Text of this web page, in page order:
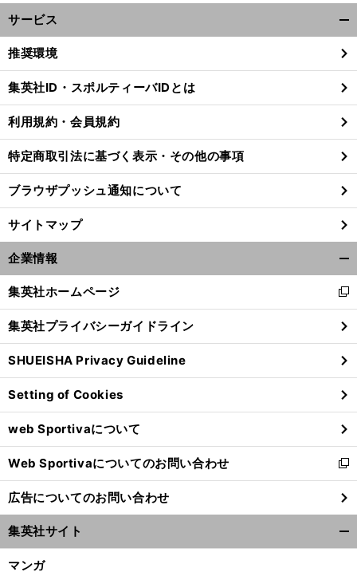
VAR 】
vo .110 【
プ
ロ野球ファンの漫画 】
第14回
サービス
閉
る
推奨環境
集英社ID・スポルティーバIDとは
利用規約・会員規約
特定商取引法に基づく表示・その他の事項
ブラウザプッシュ通知について
サイトマップ
企業情報
閉
る
集英社ホームページ
新
し
い
ウ
ィ
ン
ド
ウ
で
開
く
集英社プライバシーガイドライン
SHUEISHA Privacy Guideline
Setting of Cookies
web Sportivaについて
Web Sportivaについてのお問い合わせ
新
し
い
ウ
ィ
ン
広告についてのお問い合わせ
集英社サイト
マンガ